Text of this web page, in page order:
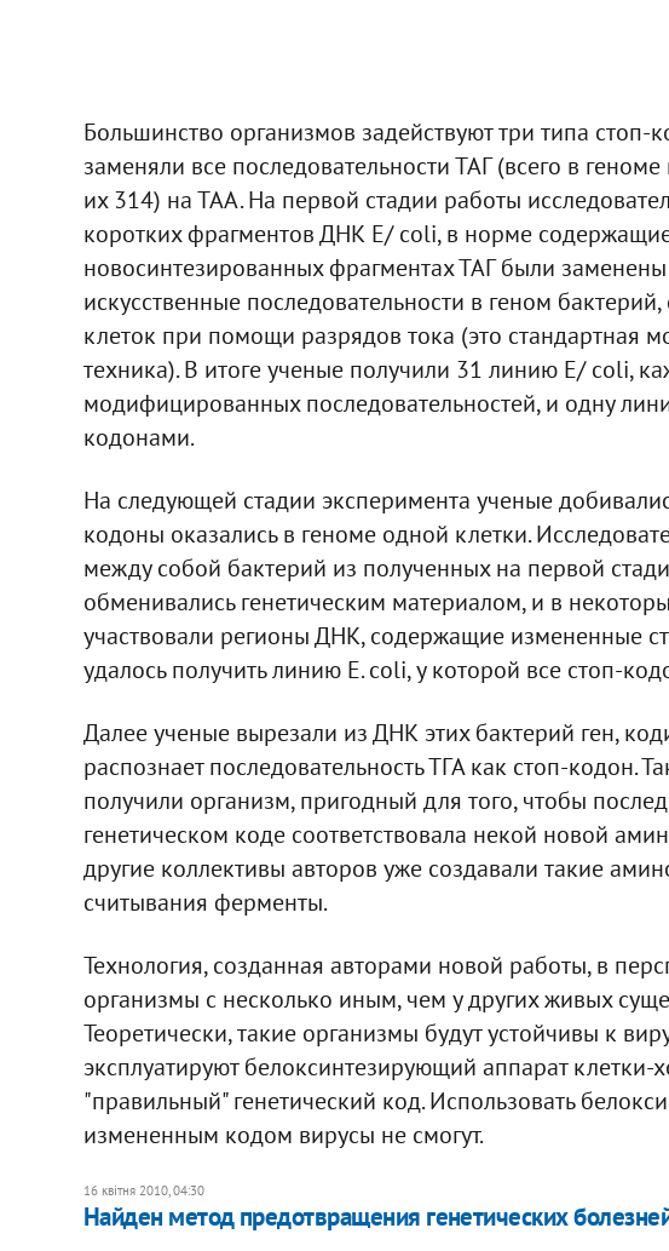
Большинство организмов задействуют три типа стоп-
заменяли все последовательности ТАГ (всего в
их 314) на ТАА. На первой стадии работы
коротких фрагментов ДНК E/ coli, в норме содержащие
новосинтезированных фрагментах ТАГ были
искусственные последовательности в геном
клеток при помощи разрядов тока (это стандартная
техника). В итоге ученые получили 31 линию E/ coli,
модифицированных последовательностей, и одну
кодонами.
На следующей стадии эксперимента ученые
кодоны оказались в геноме одной клетки.
между собой бактерий из полученных на первой
обменивались генетическим материалом, и в
участвовали регионы ДНК, содержащие измененные
удалось получить линию E. coli, у которой все стоп-
Далее ученые вырезали из ДНК этих бактерий ген,
распознает последовательность ТГА как стоп-кодон.
получили организм, пригодный для того, чтобы
генетическом коде соответствовала некой новой
другие коллективы авторов уже создавали такие
считывания ферменты.
Технология, созданная авторами новой работы, в
организмы с несколько иным, чем у других живых
Теоретически, такие организмы будут устойчивы к
эксплуатируют белоксинтезирующий аппарат клетки-
"правильный" генетический код. Использовать
измененным кодом вирусы не смогут.
16 квітня 2010, 04:30
Найден метод предотвращения генетических